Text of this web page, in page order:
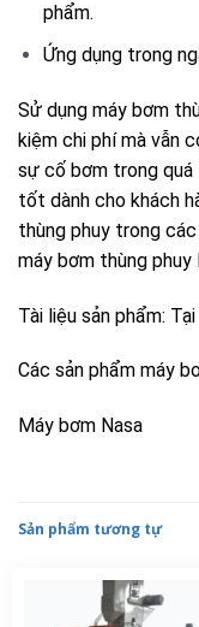
phẩm.
Ứng dụng trong
Sử dụng máy bơm
kiệm chi phí mà vẫn
sự cố bơm trong quá
tốt dành cho khách
thùng phuy trong
máy bơm thùng phuy
Tài liệu sản phẩm:
Các sản phẩm máy
Máy bơm Nasa
Sản phẩm tương tự